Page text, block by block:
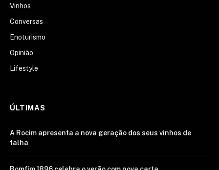
Vinhos
Conversas
Enoturismo
Opinião
Lifestyle
ÚLTIMAS
A Rocim apresenta a nova geração dos seus vinhos de
talha